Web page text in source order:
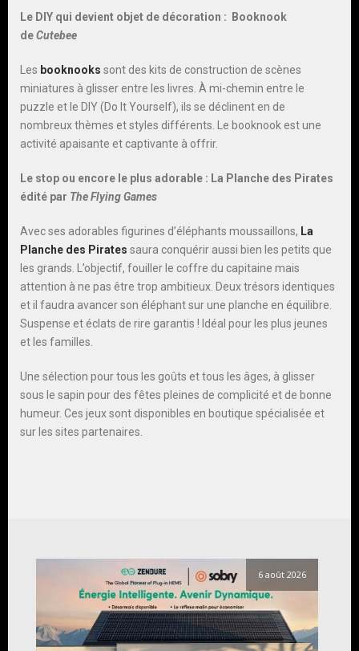
Le DIY qui devient objet de décoration :
Booknook
deCutebee
Les booknooks sont des kits de construction de scènes
miniatures à glisser entre les livres. À mi-chemin entre le
puzzle et le DIY (Do It Yourself), ils se déclinent en de
nombreux thèmes et styles différents. Le booknook est une
activité apaisante et captivante à offrir.
Le stop ou encore le plus adorable : La Planche des Pirates
édité par The Flying Games
Avec ses adorables figurines d’éléphants moussaillons, La
Planche des Pirates saura conquérir aussi bien les petits que
les grands. L’objectif, fouiller le coffre du capitaine mais
attention à ne pas être trop ambitieux. Deux trésors identiques
et il faudra avancer son éléphant sur une planche en équilibre.
Suspense et éclats de rire garantis ! Idéal pour les plus jeunes
et les familles.
Une sélection pour tous les goûts et tous les âges, à glisser
sous le sapin pour des fêtes pleines de complicité et de bonne
humeur. Ces jeux sont disponibles en boutique spécialisée et
sur les sites partenaires.
6 août 2026